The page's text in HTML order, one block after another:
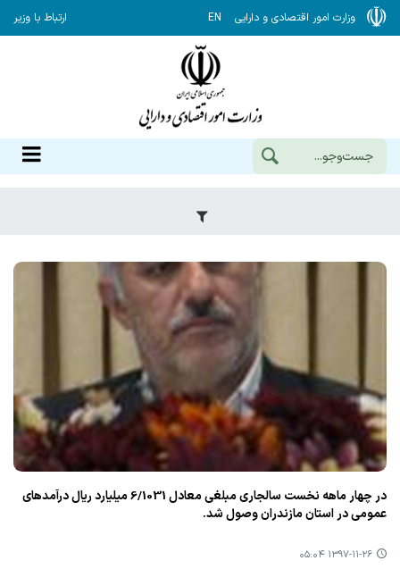
وزارت امور اقتصادی و دارایی EN ارتباط با وزیر
در چهار ماهه نخست سالجاری مبلغی معادل 6/1031 میلیارد ریال درآمدهای
عمومی در استان مازندران وصول شد.
۱۳۹۷-۱۱-۲۶ ۰۵:۰۴